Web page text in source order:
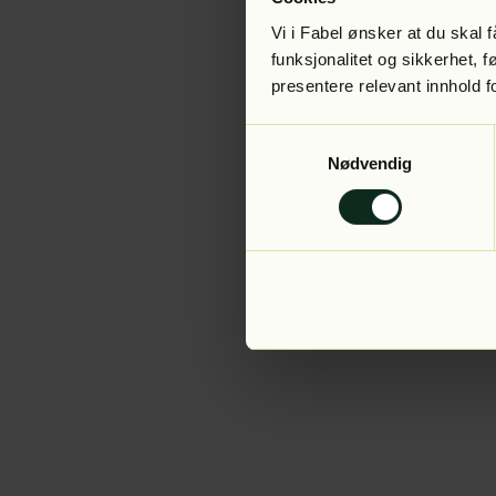
Vi i Fabel ønsker at du skal
funksjonalitet og sikkerhet,
presentere relevant innhold
Nødvendig
Application